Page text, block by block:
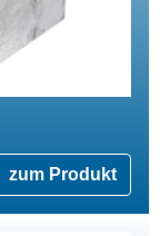
zum Produkt